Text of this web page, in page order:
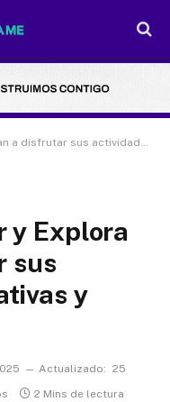
actividades educativas y familiares
y Explora
sus
y
Actualizado: 25
2 Mins de lectura